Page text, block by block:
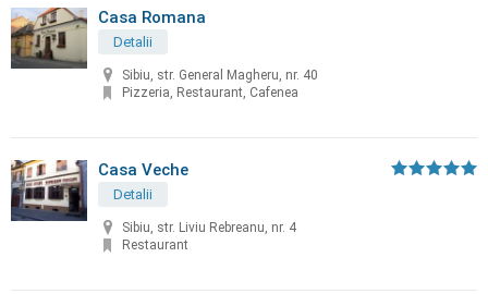
Casa Romana
Detalii
Sibiu, str. General Magheru, nr. 40
Pizzeria, Restaurant, Cafenea
Casa Veche
Detalii
Sibiu, str. Liviu Rebreanu, nr. 4
Restaurant